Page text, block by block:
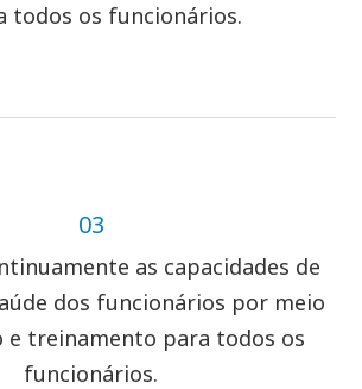
todos os funcionários.
03
as capacidades de
dos funcionários por meio
e treinamento para todos os
funcionários.